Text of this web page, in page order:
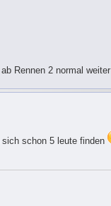
Rennen 2 normal weiter
sich schon 5 leute finden